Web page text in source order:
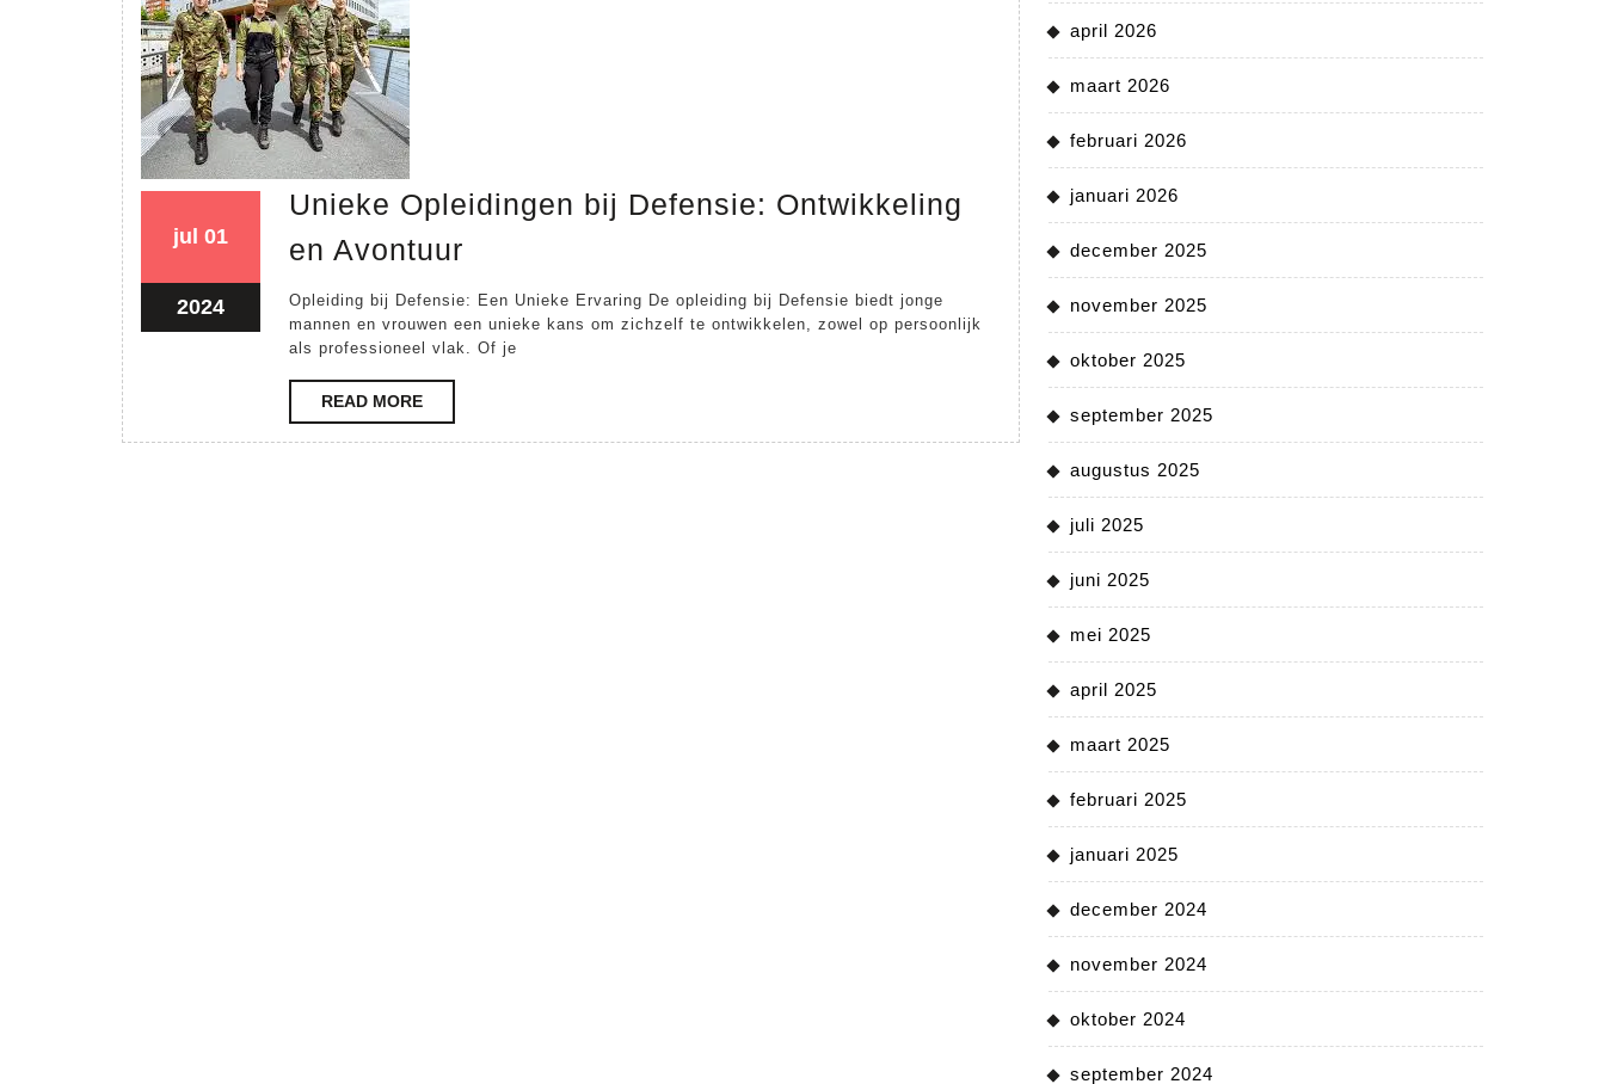
jul 01
2024
01
202401
juli
Unieke Opleidingen bij Defensie: Ontwikkeling
en Avontuur
bij
Defensie:
Opleiding bij Defensie: Een Unieke Ervaring De opleiding bij Defensie biedt jonge
mannen en vrouwen een unieke kans om zichzelf te ontwikkelen, zowel op persoonlijk
als professioneel vlak. Of je
READ MOREREAD
MORE
april 2026
maart 2026
februari 2026
januari 2026
december 2025
november 2025
oktober 2025
september 2025
augustus 2025
juli 2025
juni 2025
mei 2025
april 2025
maart 2025
februari 2025
januari 2025
december 2024
november 2024
oktober 2024
september 2024